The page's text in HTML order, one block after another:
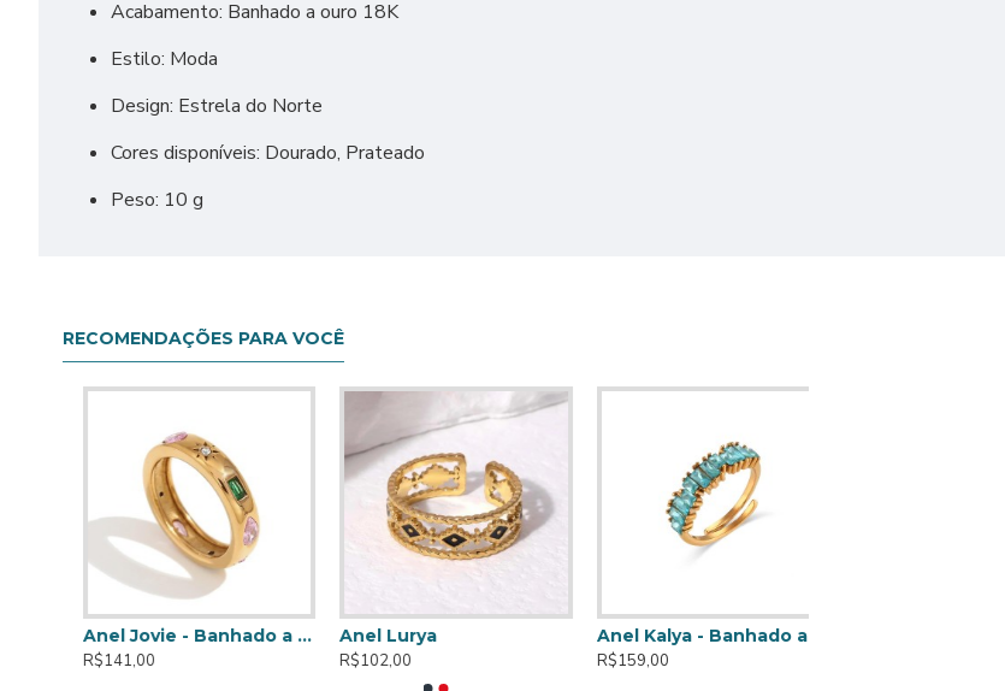
Acabamento: Banhado a ouro 18K
Estilo: Moda
Design: Estrela do Norte
Cores disponíveis: Dourado, Prateado
Peso: 10 g
RECOMENDAÇÕES PARA VOCÊ
Anel Jovie - Banhado a Ouro de 18K
R$141,00
Anel Lurya
R$102,00
Anel Kalya - Banhado a Ouro de 18K
R$159,00